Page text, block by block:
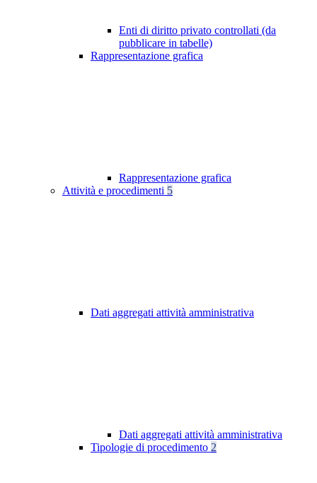
Enti di diritto privato controllati (da
pubblicare in tabelle)
Rappresentazione grafica
Rappresentazione grafica
Attività e procedimenti 5
Dati aggregati attività amministrativa
Dati aggregati attività amministrativa
Tipologie di procedimento 2